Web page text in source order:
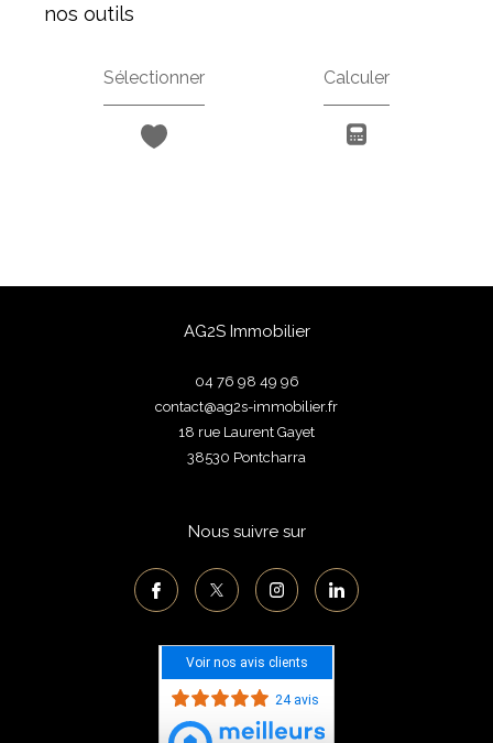
nos outils
Sélectionner Calculer
AG2S Immobilier
04 76 98 49 96
contact@ag2s-immobilier.fr
18 rue Laurent Gayet
38530
pontcharra
Nous suivre sur
Voir nos avis clients
24 avis